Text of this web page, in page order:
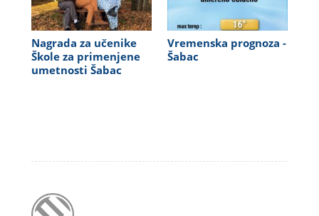
Nagrada za učenike
Škole za primenjene
umetnosti Šabac
Vremenska prognoza -
Šabac